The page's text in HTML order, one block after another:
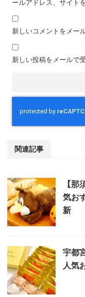
ールアドレス、サイト
新しいコメントをメー
新しい投稿をメールで
関連記事
【
気お
新
宇都
人気